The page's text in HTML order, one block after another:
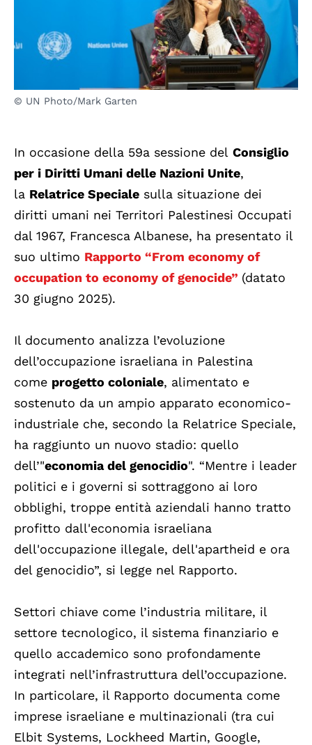
© UN Photo/Mark Garten
In occasione della 59a sessione del Consiglio
per i Diritti Umani delle Nazioni Unite,
la Relatrice Speciale sulla situazione dei
diritti umani nei Territori Palestinesi Occupati
dal 1967, Francesca Albanese, ha presentato il
suo ultimo Rapporto “From economy of
occupation to economy of genocide” (datato
30 giugno 2025).
Il documento analizza l’evoluzione
dell’occupazione israeliana in Palestina
come progetto coloniale, alimentato e
sostenuto da un ampio apparato economico-
industriale che, secondo la Relatrice Speciale,
ha raggiunto un nuovo stadio: quello
dell’"economia del genocidio". “Mentre i leader
politici e i governi si sottraggono ai loro
obblighi, troppe entità aziendali hanno tratto
profitto dall'economia israeliana
dell'occupazione illegale, dell'apartheid e ora
del genocidio”, si legge nel Rapporto.
Settori chiave come l’industria militare, il
settore tecnologico, il sistema finanziario e
quello accademico sono profondamente
integrati nell’infrastruttura dell’occupazione.
In particolare, il Rapporto documenta come
imprese israeliane e multinazionali (tra cui
Elbit Systems, Lockheed Martin, Google,